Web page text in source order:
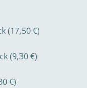
(17,50 €)
(9,30 €)
€)